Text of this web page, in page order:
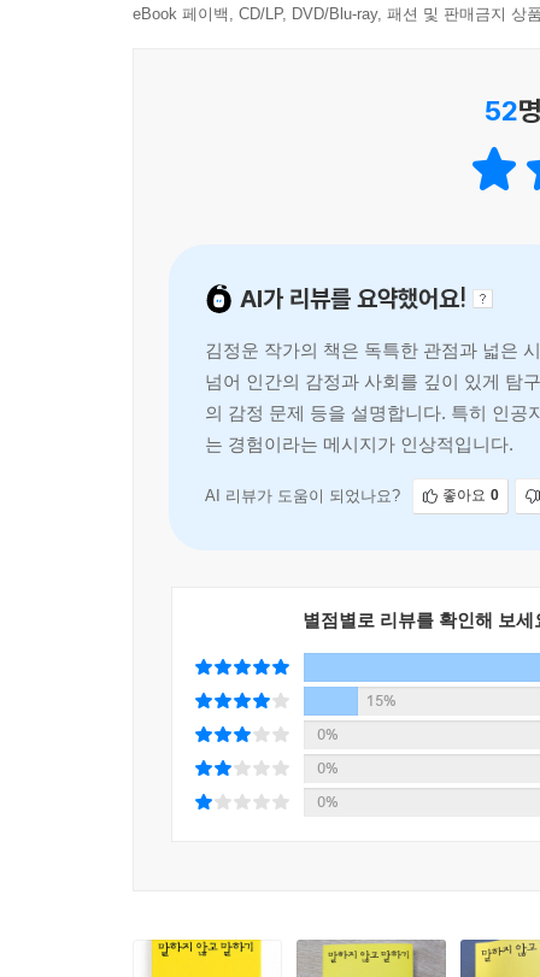
기술이 아닌 존재의 조건으로 재정의한 책이다.
문화심리학자 김정운이 밝혀낸 인간 상호작용의
시간이 흐르면 타인의 시선을 따라가고, 마음을
출발한다.
『말하지 않고 말하기』는 소통의 기원을 ‘발
출발점은 문장도, 정보도, 논리도 아니다. 먼저 오
교차시키는 ‘정서 조율’, 말하기 전부터 작동하는
다시 구성하는 ‘관점 바꾸기’. 이 여섯 가지 요소
이 책의 가장 큰 특징은 비언어적 소통을 정보 전
오늘의 언어로 다시 풀어낸다. 자아는 처음부터
소통은 이미 완성된 개인들 사이에 오가는 메
사례와 정교한 심리학적 연구를 단단히 엮어 설득
설득보다 공감, 유창한 말보다는 함께 보기
것인지 알 수 없다. 그런데 이 말은 한국어만이
eBook 페이백, CD/LP, DVD/Blu-ray, 패션 및 판매금지 상
52
AI가 리뷰를 요약했어요!
김정운 작가의 책은 독특한 관점과 넓은
넘어 인간의 감정과 사회를 깊이 있게 탐
의 감정 문제 등을 설명합니다. 특히 인
는 경험이라는 메시지가 인상적입니다.
AI 리뷰가 도움이 되었나요? 좋아요 0
별점별로 리뷰를 확인해 보세
15%
0%
0%
0%